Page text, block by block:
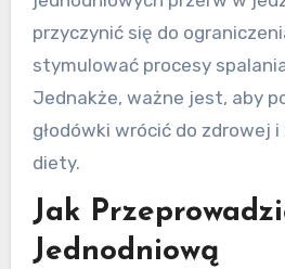
przyczynić się do
stymulować procesy
Jednakże, ważne jest, aby
głodówki wrócić do zdrowej
diety.
Jak
Jednodniową